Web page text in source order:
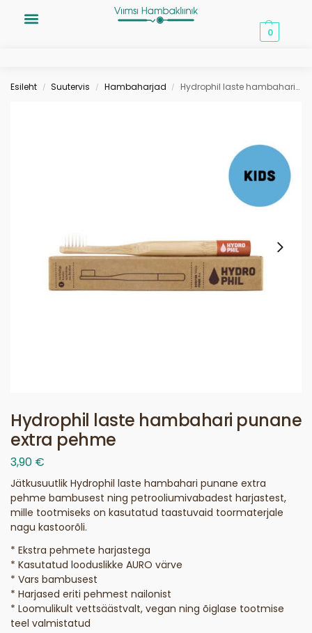
0
Esileht / Suutervis / Hambaharjad / Hydrophil laste hambahari punane extra pehme
Hydrophil laste hambahari punane
extra pehme
3,90 €
Jätkusuutlik Hydrophil laste hambahari punane extra
pehme bambusest ning petrooliumivabadest harjastest,
mille tootmiseks on kasutatud taastuvaid toormaterjale
nagu kastoorõli.
* Ekstra pehmete harjastega
* Kasutatud looduslikke AURO värve
* Vars bambusest
* Harjased eriti pehmest nailonist
* Loomulikult vettsäästvalt, vegan ning õiglase tootmise
teel valmistatud